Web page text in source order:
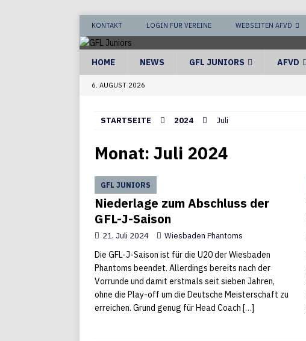
KONTAKT LOGIN FÜR VEREINE WEBSEITEN AFVD
HOME NEWS GFL JUNIORS AFVD
6. AUGUST 2026
STARTSEITE 2024 Juli
Monat: Juli 2024
GFL JUNIORS
Niederlage zum Abschluss der
GFL-J-Saison
21. Juli 2024 Wiesbaden Phantoms
Die GFL-J-Saison ist für die U20 der Wiesbaden
Phantoms beendet. Allerdings bereits nach der
Vorrunde und damit erstmals seit sieben Jahren,
ohne die Play-off um die Deutsche Meisterschaft zu
erreichen. Grund genug für Head Coach […]